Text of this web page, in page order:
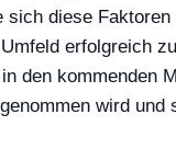
sich diese
erfolgreich
den kommenden
wird